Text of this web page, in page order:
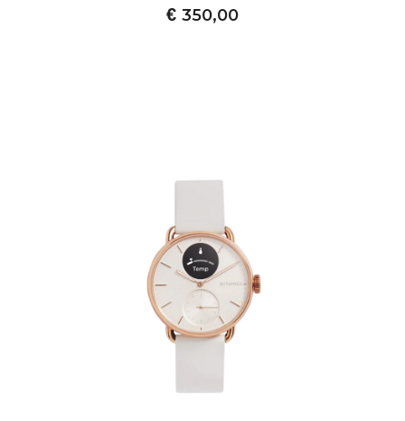
€ 350,00